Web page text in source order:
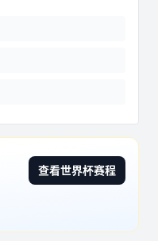
查看世界杯赛程